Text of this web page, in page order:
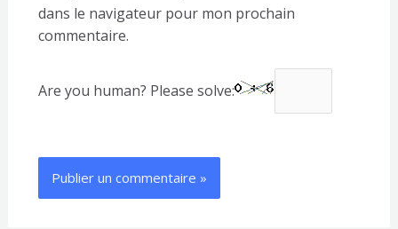
dans le navigateur pour mon prochain
commentaire.
Are you human? Please solve: